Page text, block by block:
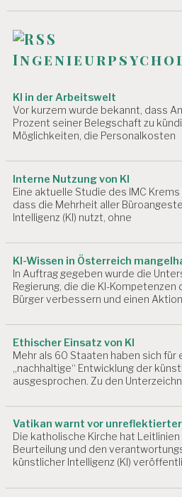
O
A
B
E
I
T
L
A
T
R
B
E
I
P
S
Y
C
L
O
G
I
a
t
i
n
KI in der Arbeitswelt
Vor kurzem wurde bekannt, dass
Prozent seiner Belegschaft zu
Möglichkeiten, die Personalkosten
Interne Nutzung von KI
Eine aktuelle Studie des IMC
dass die Mehrheit aller
Intelligenz (KI) nutzt, ohne
KI-Wissen in Österreich
In Auftrag gegeben wurde die
Regierung, die die KI-Kompetenzen
Bürger verbessern und einen
Ethischer Einsatz von KI
Mehr als 60 Staaten haben sich für
„nachhaltige“ Entwicklung der
ausgesprochen. Zu den
Vatikan warnt vor unreflektierter
Die katholische Kirche hat
Beurteilung und den
künstlicher Intelligenz (KI)